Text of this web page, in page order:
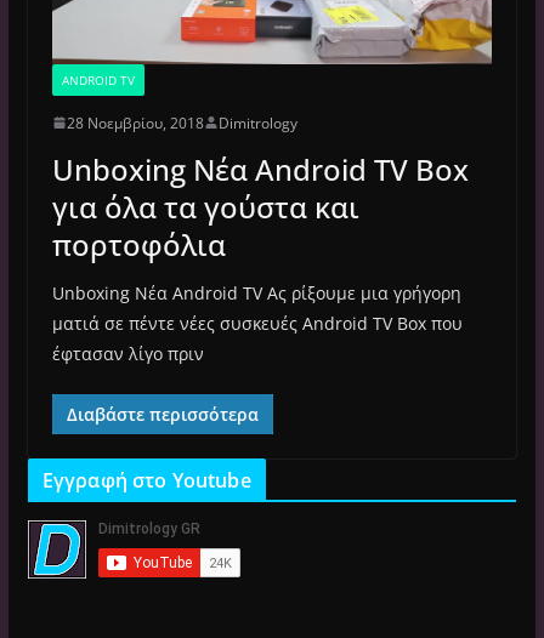
ANDROID TV
28 Νοεμβρίου, 2018 Dimitrology
Unboxing Νέα Android TV Box
για όλα τα γούστα και
πορτοφόλια
Unboxing Νέα Android TV Ας ρίξουμε μια γρήγορη
ματιά σε πέντε νέες συσκευές Android TV Box που
έφτασαν λίγο πριν
Διαβάστε περισσότερα
Εγγραφή στο Youtube